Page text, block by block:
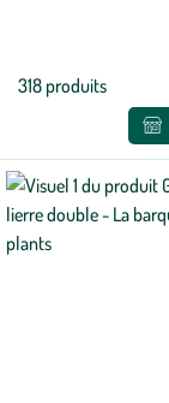
Liste
appliqués
318 produits